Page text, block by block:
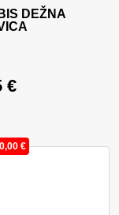
DEŽNA
€
€